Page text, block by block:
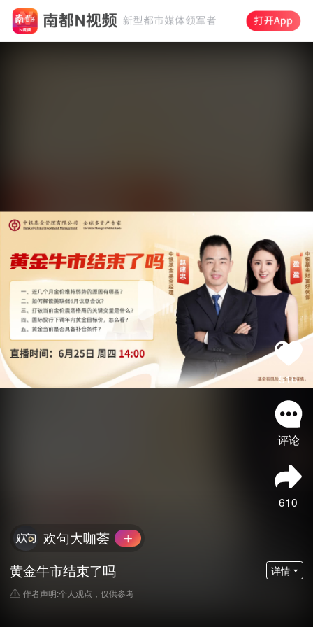
516
评论
610
欢句大咖荟
黄金牛市结束了吗
详情
作者声明:个人观点，仅供参考